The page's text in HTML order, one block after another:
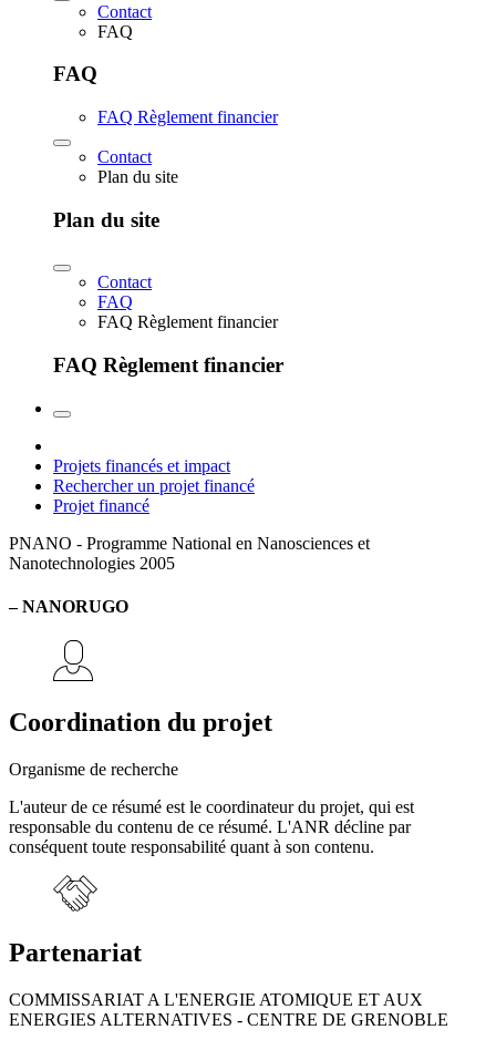
Contact
FAQ
FAQ
FAQ Règlement financier
Contact
Plan du site
Plan du site
Contact
FAQ
FAQ Règlement financier
FAQ Règlement financier
Projets financés et impact
Rechercher un projet financé
Projet financé
PNANO - Programme National en Nanosciences et
Nanotechnologies 2005
– NANORUGO
Coordination du projet
Organisme de recherche
L'auteur de ce résumé est le coordinateur du projet, qui est
responsable du contenu de ce résumé. L'ANR décline par
conséquent toute responsabilité quant à son contenu.
Partenariat
COMMISSARIAT A L'ENERGIE ATOMIQUE ET AUX
ENERGIES ALTERNATIVES - CENTRE DE GRENOBLE